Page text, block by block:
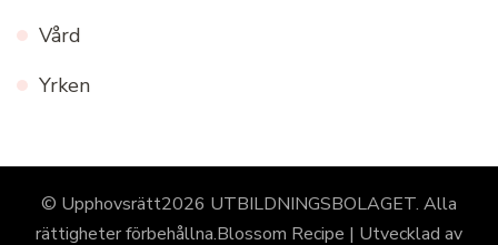
Vård
Yrken
© Upphovsrätt2026 UTBILDNINGSBOLAGET. Alla
rättigheter förbehållna.Blossom Recipe | Utvecklad av